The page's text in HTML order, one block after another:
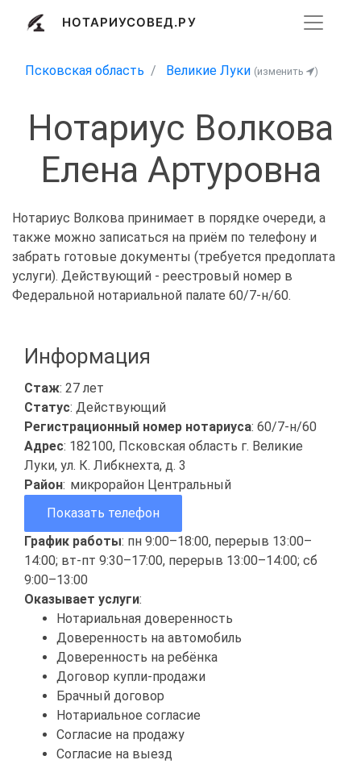
НОТАРИУСОВЕД.РУ
Псковская область Великие Луки (изменить )
Нотариус Волкова
Елена Артуровна
Нотариус Волкова принимает в порядке очереди, а
также можно записаться на приём по телефону и
забрать готовые документы (требуется предоплата
услуги). Действующий - реестровый номер в
Федеральной нотариальной палате 60/7-н/60.
Информация
Стаж: 27 лет
Статус: Действующий
Регистрационный номер нотариуса: 60/7-н/60
Адрес: 182100, Псковская область г. Великие
Луки, ул. К. Либкнехта, д. 3
Район: микрорайон Центральный
Показать телефон
График работы: пн 9:00–18:00, перерыв 13:00–
14:00; вт-пт 9:30–17:00, перерыв 13:00–14:00; сб
9:00–13:00
Оказывает услуги:
Нотариальная доверенность
Доверенность на автомобиль
Доверенность на ребёнка
Договор купли-продажи
Брачный договор
Нотариальное согласие
Согласие на продажу
Согласие на выезд